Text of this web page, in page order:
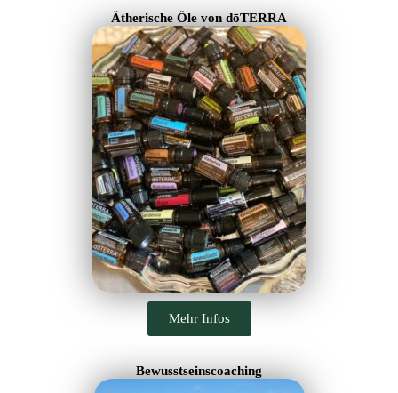
Ätherische Öle von dōTERRA
Mehr Infos
Bewusstseinscoaching